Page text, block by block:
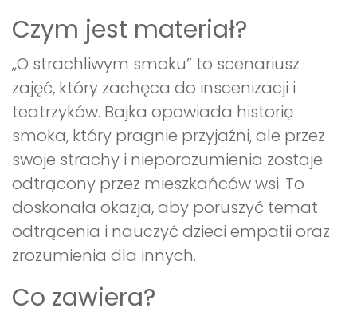
Czym jest materiał?
„O strachliwym smoku” to scenariusz
zajęć, który zachęca do inscenizacji i
teatrzyków. Bajka opowiada historię
smoka, który pragnie przyjaźni, ale przez
swoje strachy i nieporozumienia zostaje
odtrącony przez mieszkańców wsi. To
doskonała okazja, aby poruszyć temat
odtrącenia i nauczyć dzieci empatii oraz
zrozumienia dla innych.
Co zawiera?